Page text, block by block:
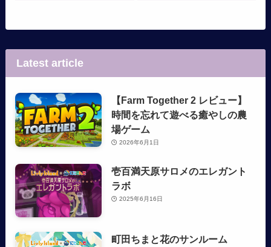
Latest article
【Farm Together 2 レビュー】
時間を忘れて遊べる癒やしの農
場ゲーム
2026年6月1日
壱百満天原サロメのエレガント
ラボ
2025年6月16日
町田ちまと花のサンルーム